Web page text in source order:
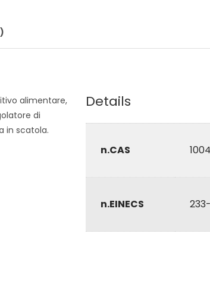
alimentare,
di
in scatola.
Details
n.CAS
n.EINECS